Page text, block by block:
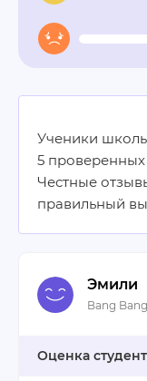
Ученики
5 проверенных
Честные
правильный
Эмили
Bang